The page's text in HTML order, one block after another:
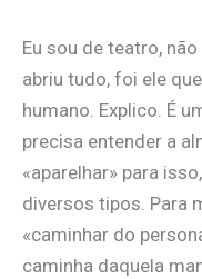
Eu sou de teatro,
abriu tudo, foi ele
humano. Explico. É
precisa entender a
«aparelhar» para
diversos tipos. Para
«caminhar do
caminha daquela